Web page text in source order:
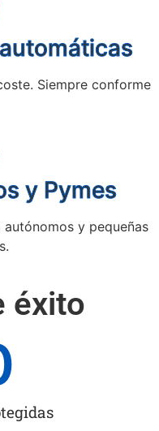
Siempre conforme
y Pymes
y pequeñas
éxito